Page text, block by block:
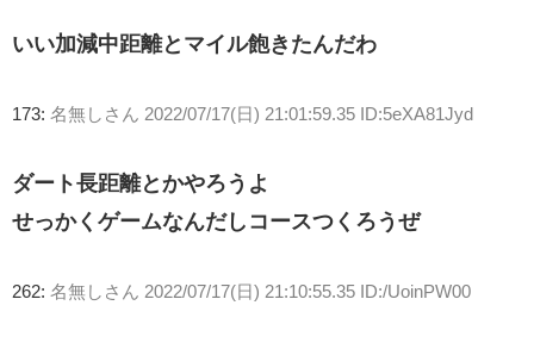
いい加減中距離とマイル飽きたんだわ
173: 名無しさん 2022/07/17(日) 21:01:59.35 ID:5eXA81Jyd
ダート長距離とかやろうよ
せっかくゲームなんだしコースつくろうぜ
262: 名無しさん 2022/07/17(日) 21:10:55.35 ID:/UoinPW00